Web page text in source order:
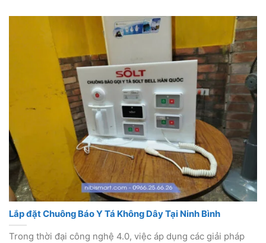
Lắp đặt Chuông Báo Y Tá Không Dây Tại Ninh Bình
Trong thời đại công nghệ 4.0, việc áp dụng các giải pháp